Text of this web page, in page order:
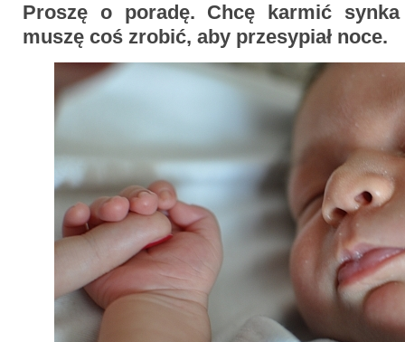
Proszę o poradę. Chcę karmić
muszę coś zrobić, aby przesypiał noce.